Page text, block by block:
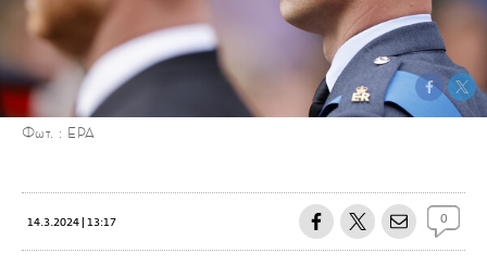
Φωτ. : EPA
14.3.2024 | 13:17 0